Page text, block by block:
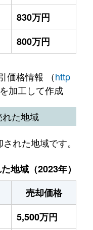
830万円
800万円
価格情報 （http
加工して作成
た地域
れた地域です。
地域（2023年）
売却価格
5,500万円